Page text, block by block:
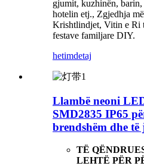
gjumit, kuzhinën, barin,
hotelin etj., Zgjedhja
Krishtlindjet, Vitin e Ri
festave familjare DIY.
hetimdetaj
Llambë neoni
SMD2835 IP65
brendshëm dhe të
TË
LEHTË PËR